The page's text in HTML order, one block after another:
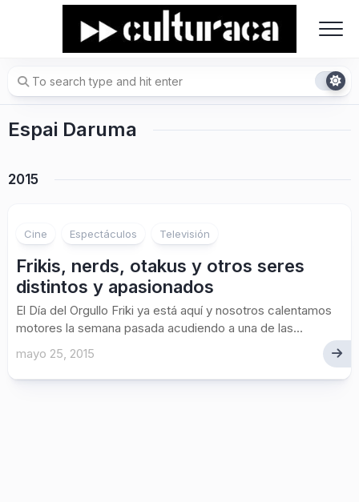
Espai Daruma
2015
Cine Espectáculos Televisión
Frikis, nerds, otakus y otros seres
distintos y apasionados
El Día del Orgullo Friki ya está aquí y nosotros calentamos
motores la semana pasada acudiendo a una de las...
mayo 25, 2015